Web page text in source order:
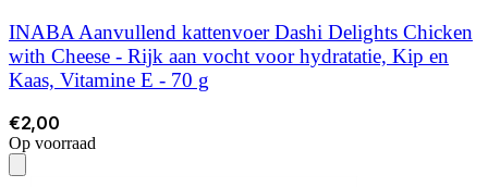
INABA Aanvullend kattenvoer Dashi Delights Chicken
with Cheese - Rijk aan vocht voor hydratatie, Kip en
Kaas, Vitamine E - 70 g
€2,00
Op voorraad